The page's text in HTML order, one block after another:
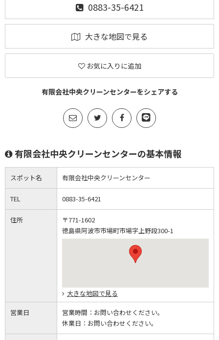
0883-35-6421
大きな地図で見る
お気に入りに追加
有限会社中央クリーンセンターをシェアする
有限会社中央クリーンセンターの基本情報
スポット名 有限会社中央クリーンセンター
TEL 0883-35-6421
住所
〒771-1602
徳島県阿波市市場町市場字上野段300-1
大きな地図で見る
営業日 営業時間： お問い合わせください。
休業日： お問い合わせください。